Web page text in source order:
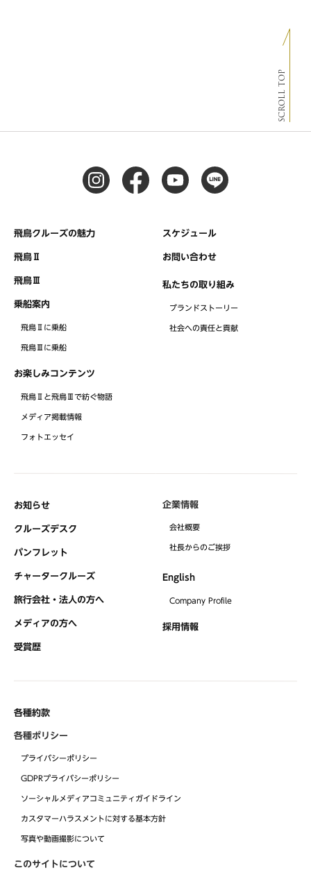
SCROLL TOP
飛鳥クルーズの魅力
飛鳥Ⅱ
飛鳥Ⅲ
乗船案内
飛鳥Ⅱに乗船
飛鳥Ⅲに乗船
お楽しみコンテンツ
飛鳥Ⅱと飛鳥Ⅲで紡ぐ物語
メディア掲載情報
フォトエッセイ
スケジュール
お問い合わせ
私たちの取り組み
ブランドストーリー
社会への責任と貢献
お知らせ
クルーズデスク
パンフレット
チャータークルーズ
旅行会社・法人の方へ
メディアの方へ
受賞歴
企業情報
会社概要
社⻑からのご挨拶
English
Company Profile
採用情報
各種約款
各種ポリシー
プライバシーポリシー
GDPRプライバシーポリシー
ソーシャルメディアコミュニティガイドライン
カスタマーハラスメントに対する基本方針
写真や動画撮影について
このサイトについて